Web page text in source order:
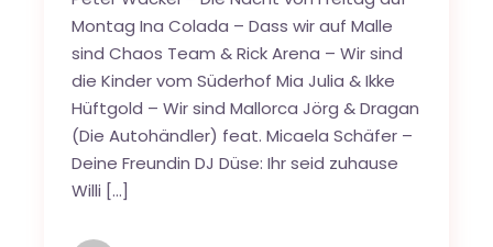
Montag Ina Colada – Dass wir auf Malle
sind Chaos Team & Rick Arena – Wir sind
die Kinder vom Süderhof Mia Julia & Ikke
Hüftgold – Wir sind Mallorca Jörg & Dragan
(Die Autohändler) feat. Micaela Schäfer –
Deine Freundin DJ Düse: Ihr seid zuhause
Willi […]